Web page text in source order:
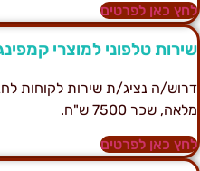
כאן לפרטים
טלפוני למוצרי קמפינג בתל
ה נציג/ת שירות לקוחות
שכר 7500 ש"ח.
כאן לפרטים